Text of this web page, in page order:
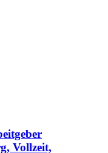
Vollzeit,